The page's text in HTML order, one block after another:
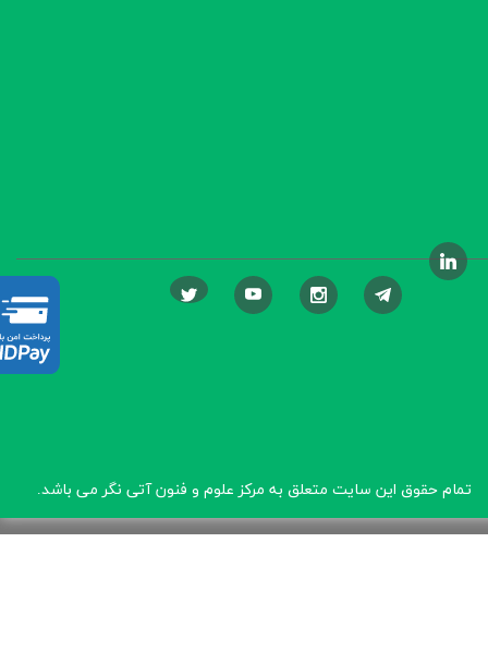
تمام حقوق این سایت متعلق به مرکز علوم و فنون آتی نگر می باشد.